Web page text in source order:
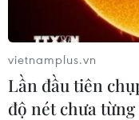
Theo dõi VietnamPlus
vietnamplus.vn
Lần đầu tiên
độ nét chưa từng